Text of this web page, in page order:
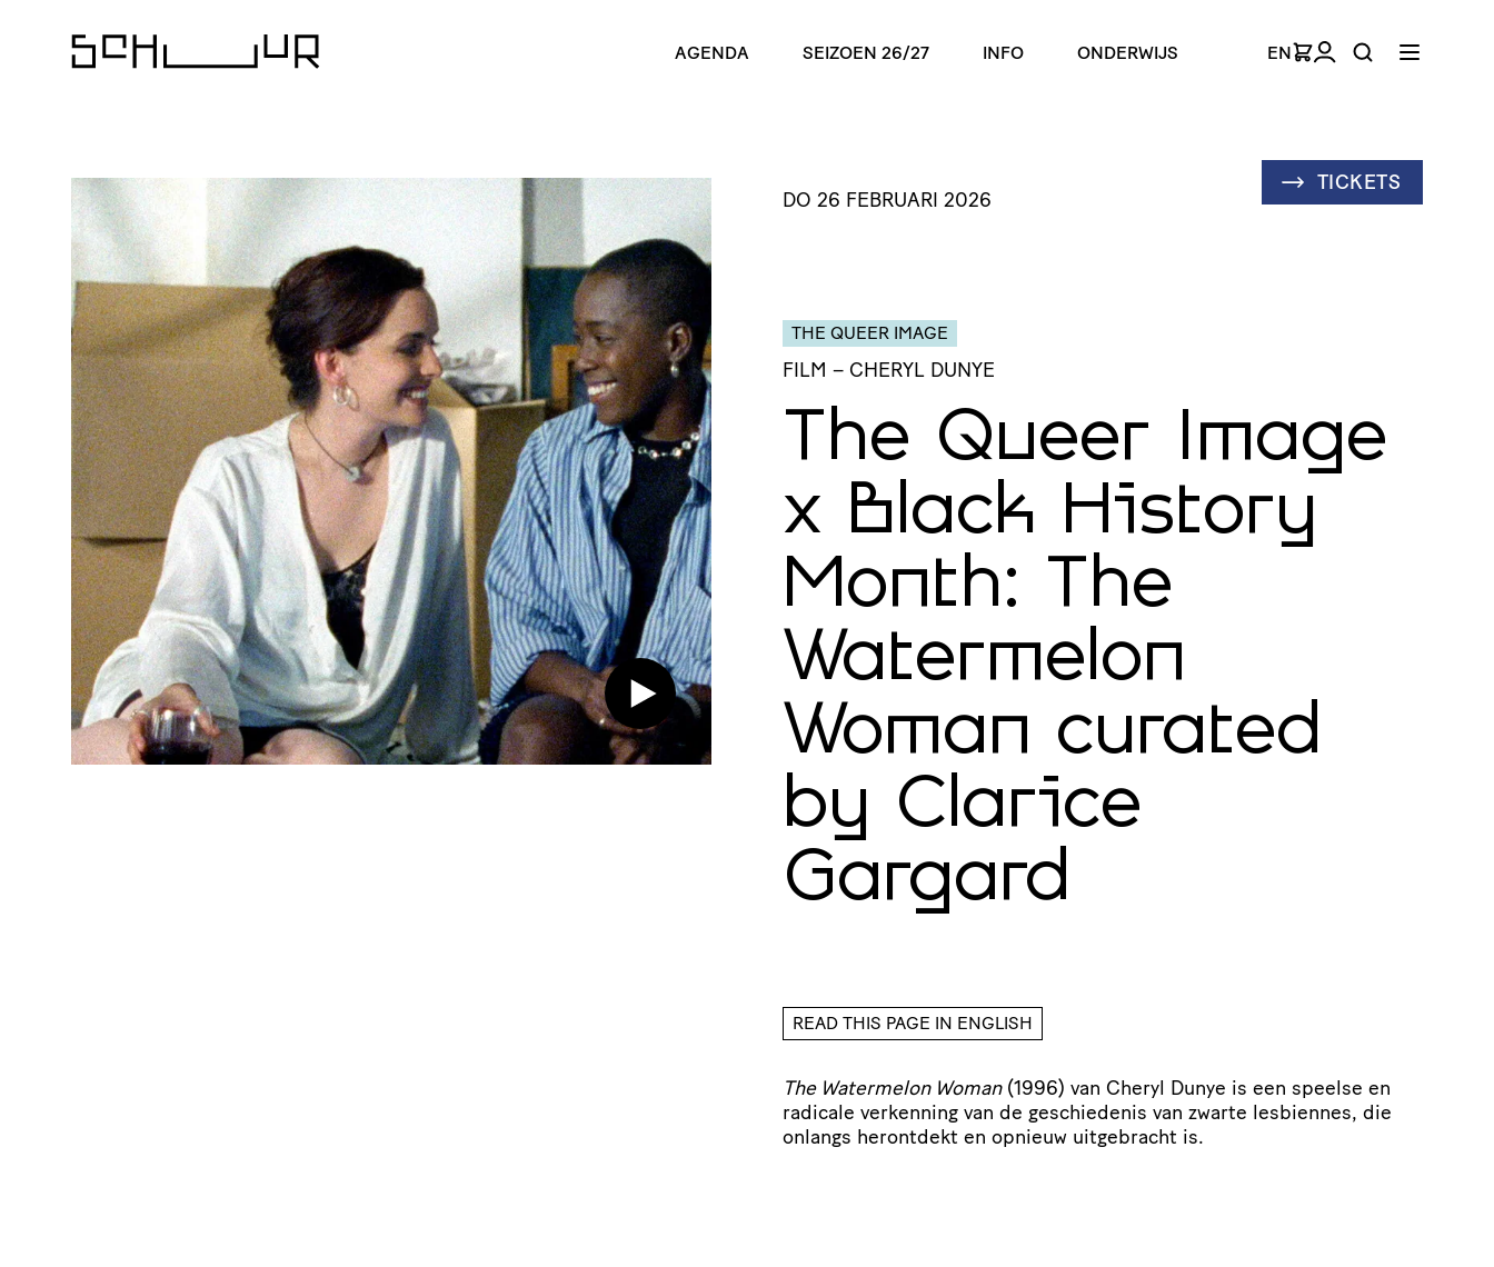
AGENDA SEIZOEN 26/27 INFO ONDERWIJS EN
TICKETS
DO 26 FEBRUARI 2026
THE QUEER IMAGE
FILM – CHERYL DUNYE
The Queer Image
x Black History
Month: The
Watermelon
Woman curated
by Clarice
Gargard
READ THIS PAGE IN ENGLISH
The Watermelon Woman(1996) van Cheryl Dunye is een speelse en
radicale verkenning van de geschiedenis van zwarte lesbiennes, die
onlangs herontdekt en opnieuw uitgebracht is.